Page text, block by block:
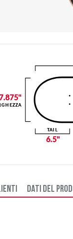
DATI DEL
6.5"
TAIL